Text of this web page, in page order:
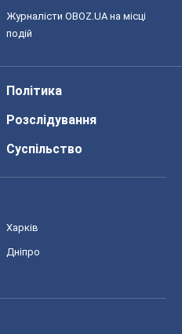
Журналісти OBOZ.UA на місці
подій
Політика
Розслідування
Суспільство
Харків
Дніпро